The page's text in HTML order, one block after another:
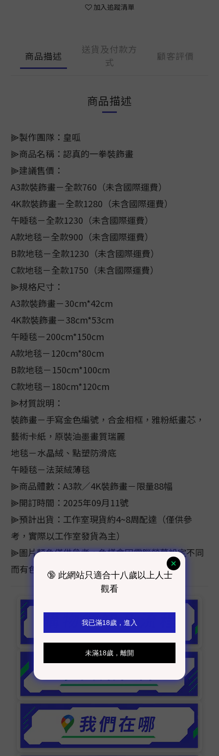
加入追蹤清單
商品描述
送貨及付款方
式
顧客評價
商品描述
⫸製作團隊：皇呱
⫸商品名稱：認真的一拳裝飾畫
⫸建議售價：
A3款裝飾畫－全款760（未含國際運費）
4K款裝飾畫－全款1280（未含國際運費）
午睡毯－全款1230（未含國際運費）
A款地毯－全款900（未含國際運費）
B款地毯－全款1230（未含國際運費）
C款地毯－全款1750（未含國際運費）
⫸規格尺寸：
A3款裝飾畫－30cm*42cm
4K款裝飾畫－38cm*53cm
午睡毯－200cm*150cm
A款地毯－120cm*80cm
B款地毯－150cm*100cm
C款地毯－180cm*120cm
⫸材質說明：
裝飾畫－手寫金色編號，合金相框，雅粉紙畫芯，
藝術卡紙，原裝油墨畫質瑞麗
地毯－水晶絨、點塑防滑底
午睡毯－法萊絨薄毯
⫸商品體數：A3款／4K裝飾畫－限量88幅
⫸開訂時間：2025年09月11號
⫸預計出貨：工作室現貨約4~8周配達（僅供參
考，實際以工作室發貨為主）
⫸圖片顏色僅供參考，色樣會因電腦螢幕設定不同
而有色差，顏色以實際商品為主